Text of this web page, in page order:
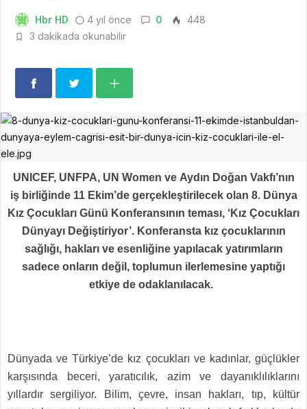
Hbr HD 4 yıl önce 0
448
3 dakikada okunabilir
UNICEF, UNFPA, UN Women ve Aydın Doğan Vakfı’nın
iş birliğinde 11 Ekim’de gerçekleştirilecek olan 8. Dünya
Kız Çocukları Günü Konferansının teması, ‘Kız Çocukları
Dünyayı Değiştiriyor’. Konferansta kız çocuklarının
sağlığı, hakları ve esenliğine yapılacak yatırımların
sadece onların değil, toplumun ilerlemesine yaptığı
etkiye de odaklanılacak.
Dünyada ve Türkiye’de kız çocukları ve kadınlar, güçlükler
karşısında beceri, yaratıcılık, azim ve dayanıklılıklarını
yıllardır sergiliyor. Bilim, çevre, insan hakları, tıp, kültür